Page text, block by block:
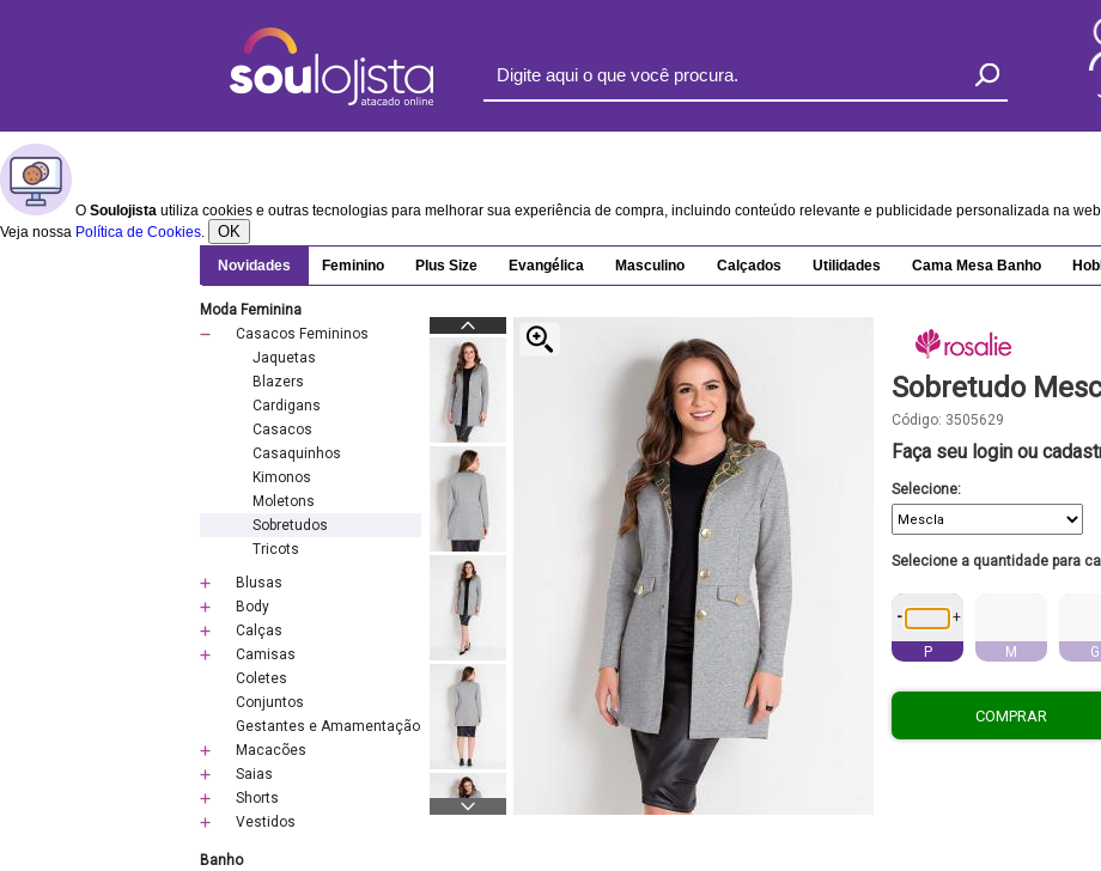
O Soulojista utiliza cookies e outras tecnologias para melhorar sua experiência de compra, incluindo conteúdo relevante e publicidade personalizada na
Veja nossa Política de Cookies. OK
Novidades Feminino Plus Size Evangélica Masculino Calçados Utilidades Cama Mesa Banho
Moda Feminina
Casacos Femininos
Jaquetas
Blazers
Cardigans
Casacos
Casaquinhos
Kimonos
Moletons
Sobretudos
Tricots
Blusas
Body
Calças
Camisas
Coletes
Conjuntos
Gestantes e Amamentação
Macacões
Saias
Shorts
Vestidos
Banho
Sobretudo
Código: 3505629
Faça seu login ou
Selecione:
Selecione a quantidade para
- +
P M G
COMPRAR